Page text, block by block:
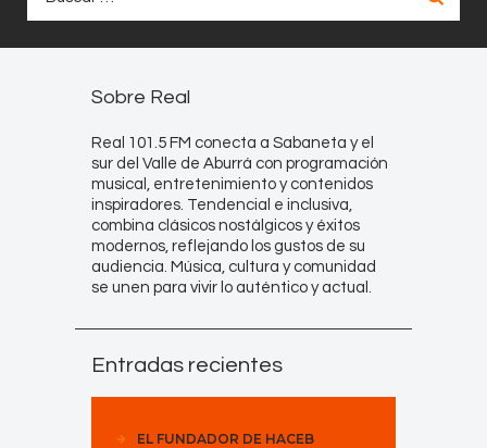
Sobre Real
Real 101.5 FM conecta a Sabaneta y el
sur del Valle de Aburrá con programación
musical, entretenimiento y contenidos
inspiradores. Tendencial e inclusiva,
combina clásicos nostálgicos y éxitos
modernos, reflejando los gustos de su
audiencia. Música, cultura y comunidad
se unen para vivir lo auténtico y actual.
Entradas recientes
EL FUNDADOR DE HACEB